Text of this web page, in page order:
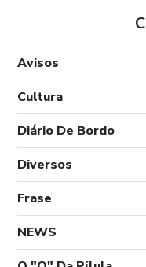
Avisos
Cultura
Diário De Bordo
Diversos
Frase
NEWS